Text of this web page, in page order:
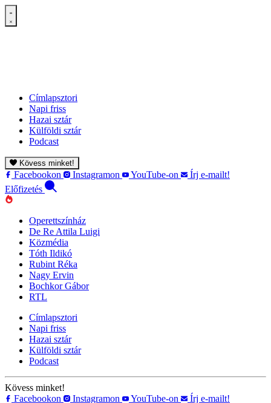
Címlapsztori
Napi friss
Hazai sztár
Külföldi sztár
Podcast
Kövess minket!
Facebookon Instagramon YouTube-on
Írj e-mailt!
Előfizetés
Operettszínház
De Re Attila Luigi
Közmédia
Tóth Ildikó
Rubint Réka
Nagy Ervin
Bochkor Gábor
RTL
Címlapsztori
Napi friss
Hazai sztár
Külföldi sztár
Podcast
Kövess minket!
Facebookon
Instagramon YouTube-on Írj e-mailt!